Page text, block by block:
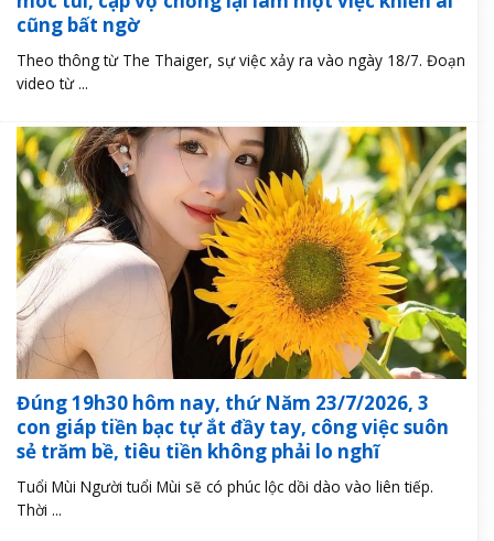
cũng bất ngờ
Theo thông từ The Thaiger, sự việc xảy ra vào ngày 18/7. Đoạn
video từ ...
Đúng 19h30 hôm nay, thứ Năm 23/7/2026, 3
con giáp tiền bạc tự ắt đầy tay, công việc suôn
sẻ trăm bề, tiêu tiền không phải lo nghĩ
Tuổi Mùi Người tuổi Mùi sẽ có phúc lộc dồi dào vào liên tiếp.
Thời ...